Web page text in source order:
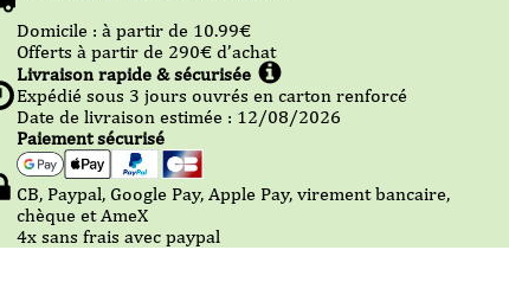
Domicile :à partir de 10.99€
Offerts à partir de 290€ d’achat
Livraison rapide & sécurisée
Expédié sous 3 jours ouvrés en carton renforcé
Date de livraison estimée : 12/08/2026
Paiement sécurisé
CB, Paypal, Google Pay, Apple Pay, virement bancaire,
chèque et AmeX
4x sans frais avec paypal